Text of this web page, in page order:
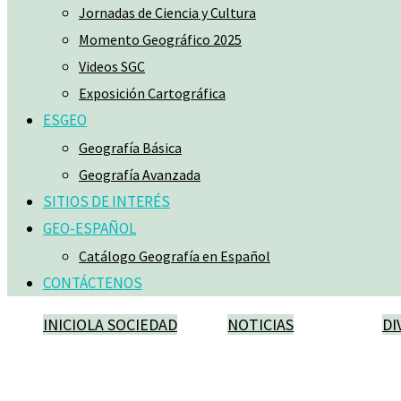
Jornadas de Ciencia y Cultura
Momento Geográfico 2025
Videos SGC
Exposición Cartográfica
ESGEO
Geografía Básica
Geografía Avanzada
SITIOS DE INTERÉS
GEO-ESPAÑOL
Catálogo Geografía en Español
CONTÁCTENOS
INICIOLA SOCIEDAD NOTICIAS